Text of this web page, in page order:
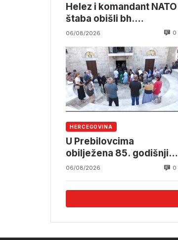
Helez i komandant NATO
štaba obišli bh.
namjensku industriju
06/08/2026 0
HERCEGOVINA
U Prebilovcima
obilježena 85. godišnjica
stradanja 4.000
nacionalnosti
06/08/2026 0